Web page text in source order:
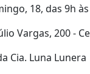
18, das ⁠9h
Vargas, 200 -
Cia. Luna Lunera